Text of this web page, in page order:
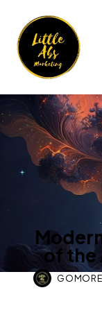
of the